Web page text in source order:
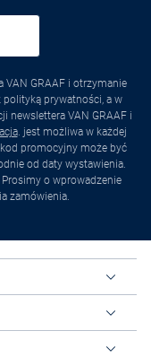
VAN GRAAF i otrzymanie
polityką prywatności, a w
newslettera VAN GRAAF i
. jest możliwa w każdej
promocyjny może być
od daty wystawienia.
o wprowadzenie
zamówienia.